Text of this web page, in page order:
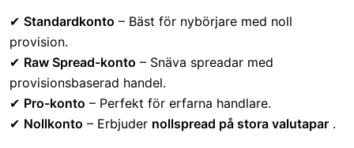
✔ Standardkonto – Bäst för nybörjare med noll
provision.
✔ Raw Spread-konto – Snäva spreadar med
provisionsbaserad handel.
✔ Pro-konto – Perfekt för erfarna handlare.
✔ Nollkonto – Erbjuder nollspread på stora valutapar .